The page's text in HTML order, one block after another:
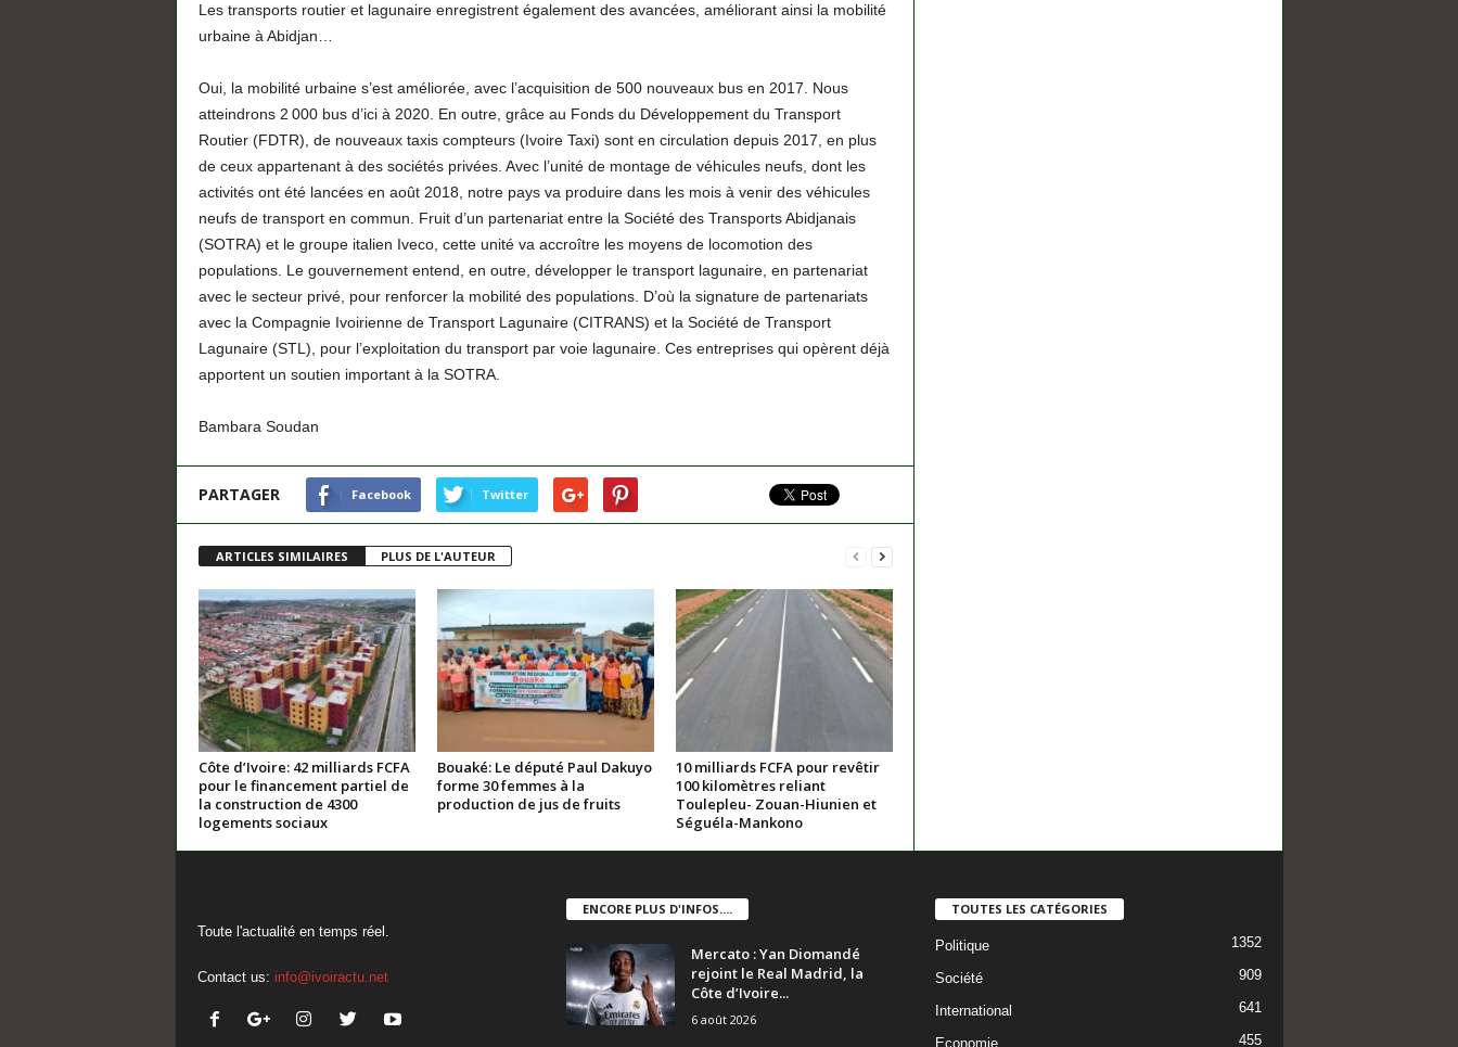
Les transports routier et lagunaire enregistrent également des avancées, améliorant ainsi la mobilité
urbaine à Abidjan…
Oui, la mobilité urbaine s’est améliorée, avec l’acquisition de 500 nouveaux bus en 2017. Nous
atteindrons 2 000 bus d’ici à 2020. En outre, grâce au Fonds du Développement du Transport
Routier (FDTR), de nouveaux taxis compteurs (Ivoire Taxi) sont en circulation depuis 2017, en plus
de ceux appartenant à des sociétés privées. Avec l’unité de montage de véhicules neufs, dont les
activités ont été lancées en août 2018, notre pays va produire dans les mois à venir des véhicules
neufs de transport en commun. Fruit d’un partenariat entre la Société des Transports Abidjanais
(SOTRA) et le groupe italien Iveco, cette unité va accroître les moyens de locomotion des
populations. Le gouvernement entend, en outre, développer le transport lagunaire, en partenariat
avec le secteur privé, pour renforcer la mobilité des populations. D’où la signature de partenariats
avec la Compagnie Ivoirienne de Transport Lagunaire (CITRANS) et la Société de Transport
Lagunaire (STL), pour l’exploitation du transport par voie lagunaire. Ces entreprises qui opèrent déjà
apportent un soutien important à la SOTRA.
Bambara Soudan
PARTAGER Facebook Twitter
ARTICLES SIMILAIRES PLUS DE L'AUTEUR
Côte d’Ivoire: 42 milliards FCFA
pour le financement partiel de
la construction de 4300
logements sociaux
Bouaké: Le député Paul Dakuyo
forme 30 femmes à la
production de jus de fruits
10 milliards FCFA pour revêtir
100 kilomètres reliant
Toulepleu- Zouan-Hiunien et
Séguéla-Mankono
Toute l'actualité en temps réel.
Contact us: info@ivoiractu.net
ENCORE PLUS D'INFOS....
Mercato : Yan Diomandé
rejoint le Real Madrid, la
Côte d’Ivoire...
6 août 2026
TOUTES LES CATÉGORIES
Politique 1352
Société 909
International 641
Economie 455